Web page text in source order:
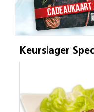
Keurslager